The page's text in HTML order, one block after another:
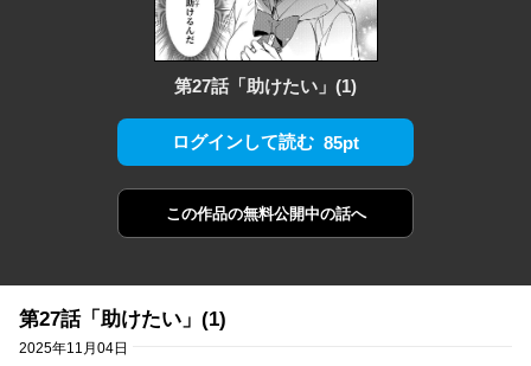
第27話「助けたい」(1)
ログインして読む 85pt
この作品の無料公開中の話へ
第27話「助けたい」(1)
2025年11月04日